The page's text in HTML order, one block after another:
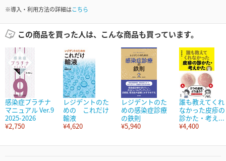
※導入・利用方法の詳細はこちら
この商品を買った人は、こんな商品も買っています。
感染症プラチナ
マニュアル Ver.9
2025-2026
¥2,750
レジデントのた
めの これだけ
輸液
¥4,620
レジデントのた
めの感染症診療
の鉄則
¥5,940
誰も教えてくれ
なかった皮疹の
診かた・考え...
¥4,400